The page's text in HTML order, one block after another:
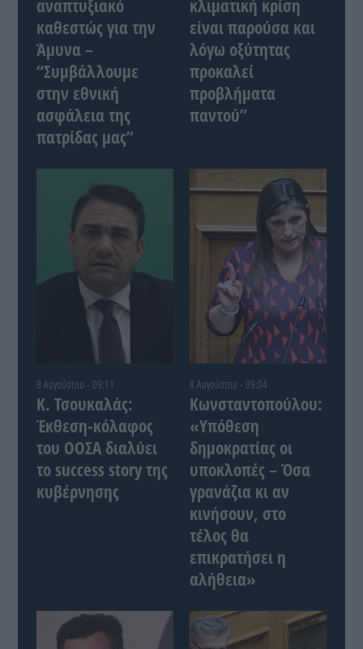
αναπτυξιακό
καθεστώς για την
Άμυνα –
“Συμβάλλουμε
στην εθνική
ασφάλεια της
πατρίδας μας”
κλιματική κρίση
είναι παρούσα και
λόγω οξύτητας
προκαλεί
προβλήματα
παντού”
8 Αυγούστου - 09:11
Κ. Τσουκαλάς:
Έκθεση-κόλαφος
του ΟΟΣΑ διαλύει
το success story της
κυβέρνησης
8 Αυγούστου - 09:04
Κωνσταντοπούλου:
«Υπόθεση
δημοκρατίας οι
υποκλοπές – Όσα
γρανάζια κι αν
κινήσουν, στο
τέλος θα
επικρατήσει η
αλήθεια»